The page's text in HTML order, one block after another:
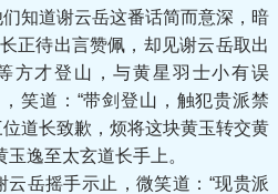
道谢云岳这番话简而意深，暗
正待出言赞佩，却见谢云岳取出
方才登山，与黄星羽士小有误
笑道：“带剑登山，触犯贵派禁
道长致歉，烦将这块黄玉转交黄
逸至太玄道长手上。
岳摇手示止，微笑道：“现贵派